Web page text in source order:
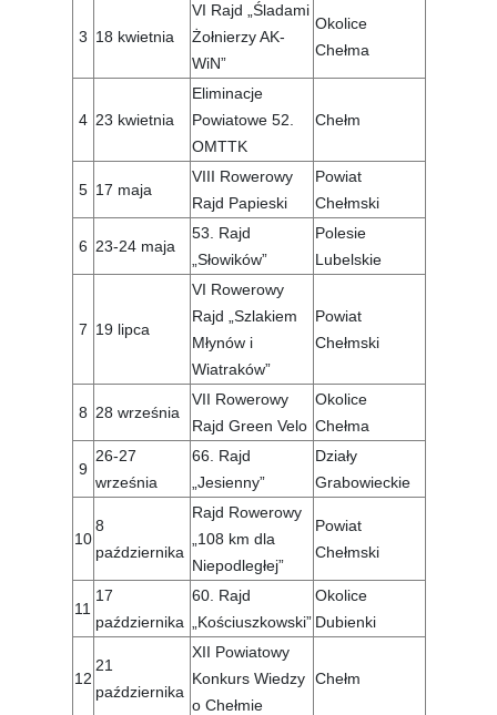
3 18 kwietnia
VI Rajd „Śladami
Żołnierzy AK-
WiN”
Okolice
Chełma
4 23 kwietnia
Eliminacje
Powiatowe 52.
OMTTK
Chełm
5 17 maja
VIII Rowerowy
Rajd Papieski
Powiat
Chełmski
6 23-24 maja
53. Rajd
„Słowików”
Polesie
Lubelskie
7 19 lipca
VI Rowerowy
Rajd „Szlakiem
Młynów i
Wiatraków”
Powiat
Chełmski
8 28 września
VII Rowerowy
Rajd Green Velo
Okolice
Chełma
9
26-27
września
66. Rajd
„Jesienny”
Działy
Grabowieckie
10
8
października
Rajd Rowerowy
„108 km dla
Niepodległej”
Powiat
Chełmski
11
17
października
60. Rajd
„Kościuszkowski”
Okolice
Dubienki
12
21
października
XII Powiatowy
Konkurs Wiedzy
o Chełmie
Chełm